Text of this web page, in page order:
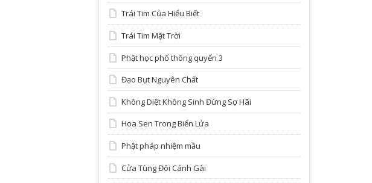
Trái Tim Của Hiểu Biết
Trái Tim Mặt Trời
Phật học phổ thông quyển 3
Đạo Bụt Nguyên Chất
Không Diệt Không Sinh Đừng Sợ Hãi
Hoa Sen Trong Biển Lửa
Phật pháp nhiệm mầu
Cửa Tùng Đôi Cánh Gài